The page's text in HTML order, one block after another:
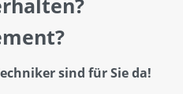
sind für Sie da!